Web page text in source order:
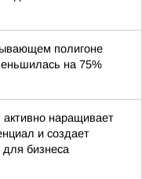
полигоне
на 75%
активно наращивает
и создает
бизнеса